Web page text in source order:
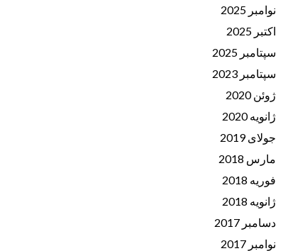
نوامبر 2025
اکتبر 2025
سپتامبر 2025
سپتامبر 2023
ژوئن 2020
ژانویه 2020
جولای 2019
مارس 2018
فوریه 2018
ژانویه 2018
دسامبر 2017
نوامبر 2017